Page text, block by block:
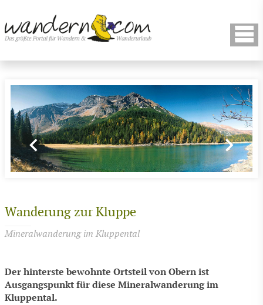
Wanderung zur Kluppe
Mineralwanderung im Kluppental
Der hinterste bewohnte Ortsteil von Obern ist
Ausgangspunkt für diese Mineralwanderung im
Kluppental.